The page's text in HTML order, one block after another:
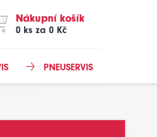
Nákupní košík
0 ks za 0 Kč
PNEUSERVIS